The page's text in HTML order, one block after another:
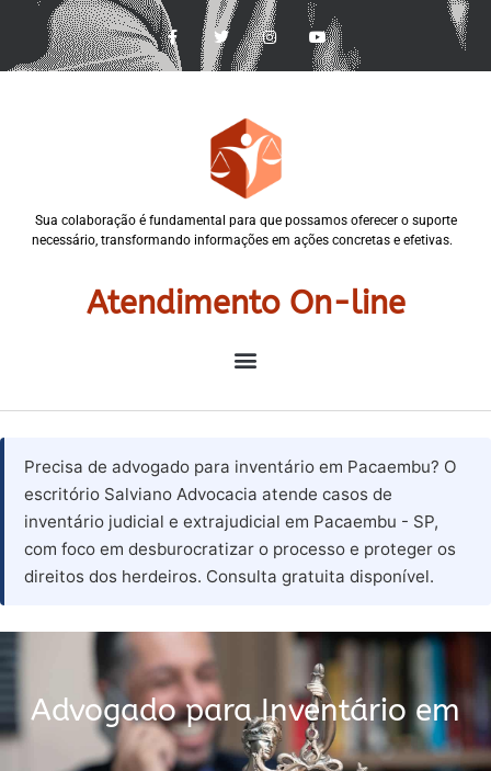
Sua colaboração é fundamental para que possamos oferecer o suporte
necessário, transformando informações em ações concretas e efetivas.
Atendimento On-line
Precisa de advogado para inventário em Pacaembu? O
escritório Salviano Advocacia atende casos de
inventário judicial e extrajudicial em Pacaembu - SP,
com foco em desburocratizar o processo e proteger os
direitos dos herdeiros. Consulta gratuita disponível.
Advogado para Inventário em